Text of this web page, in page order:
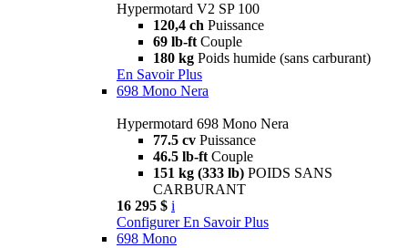
Hypermotard V2 SP 100
120,4 ch Puissance
69 lb-ft Couple
180 kg Poids humide (sans carburant)
En Savoir Plus
698 Mono Nera
Hypermotard 698 Mono Nera
77.5 cv Puissance
46.5 lb-ft Couple
151 kg (333 lb) POIDS SANS
CARBURANT
16 295 $ i
Configurer En Savoir Plus
698 Mono